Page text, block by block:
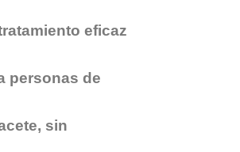
eficaz
personas de
sin